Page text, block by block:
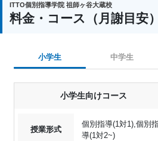
ITTO個別指導学院 祖師ヶ谷大蔵校
料金・コース（月謝目安）
小学生 中学生
小学生向けコース
授業形式
個別指導(1対1),個別
導(1対2~)